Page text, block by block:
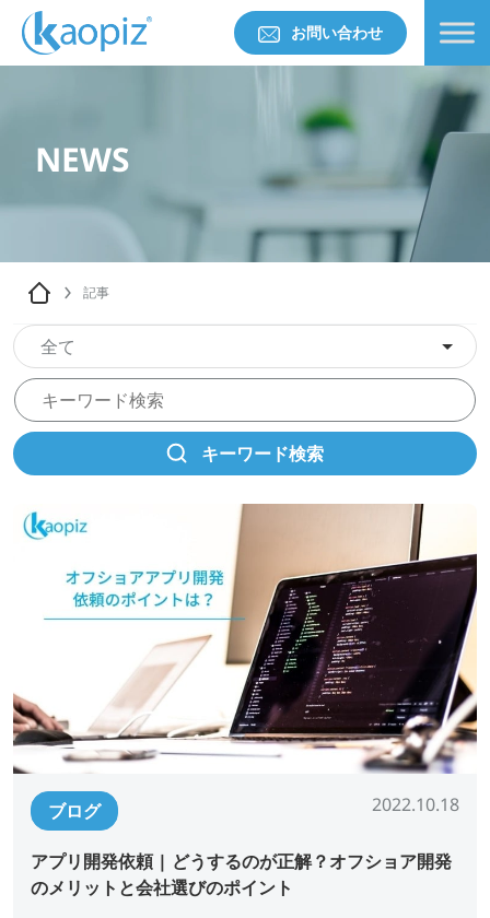
お問い合わせ
NEWS
記事
全て
キーワード検索
ブログ 2022.10.18
アプリ開発依頼 | どうするのが正解？オフショア開発
のメリットと会社選びのポイント